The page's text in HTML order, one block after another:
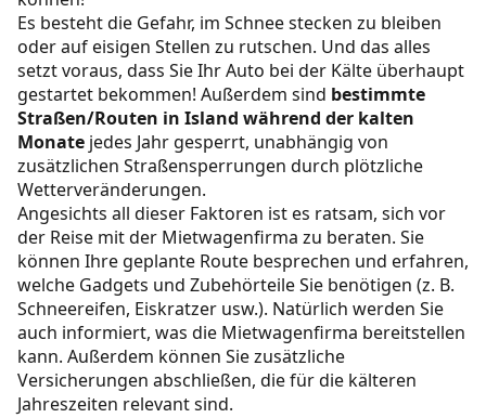
Es besteht die Gefahr, im Schnee stecken zu bleiben
oder auf eisigen Stellen zu rutschen. Und das alles
setzt voraus, dass Sie Ihr Auto bei der Kälte überhaupt
gestartet bekommen! Außerdem sind bestimmte
Straßen/Routen in Island während der kalten
Monate jedes Jahr gesperrt, unabhängig von
zusätzlichen Straßensperrungen durch plötzliche
Wetterveränderungen.
Angesichts all dieser Faktoren ist es ratsam, sich vor
der Reise mit der Mietwagenfirma zu beraten. Sie
können Ihre geplante Route besprechen und erfahren,
welche Gadgets und Zubehörteile Sie benötigen (z. B.
Schneereifen, Eiskratzer usw.). Natürlich werden Sie
auch informiert, was die Mietwagenfirma bereitstellen
kann. Außerdem können Sie zusätzliche
Versicherungen abschließen, die für die kälteren
Jahreszeiten relevant sind.